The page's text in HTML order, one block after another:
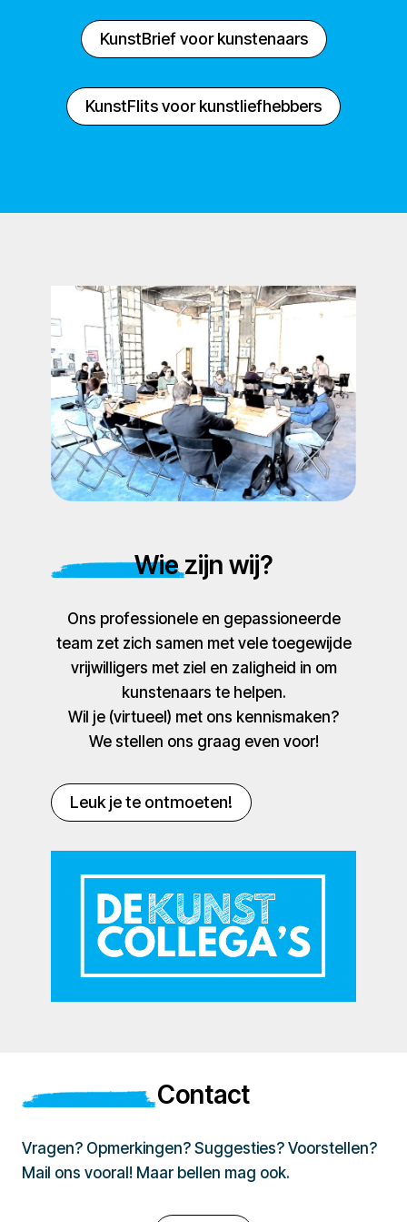
KunstBrief voor kunstenaars
KunstFlits voor kunstliefhebbers
Wie zijn wij?
Ons professionele en gepassioneerde
team zet zich samen met vele toegewijde
vrijwilligers met ziel en zaligheid in om
kunstenaars te helpen.
Wil je (virtueel) met ons kennismaken?
We stellen ons graag even voor!
Leuk je te ontmoeten!
Contact
Vragen? Opmerkingen? Suggesties? Voorstellen?
Mail ons vooral! Maar bellen mag ook.